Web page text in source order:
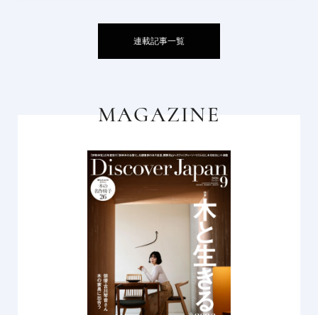
連載記事一覧
MAGAZINE